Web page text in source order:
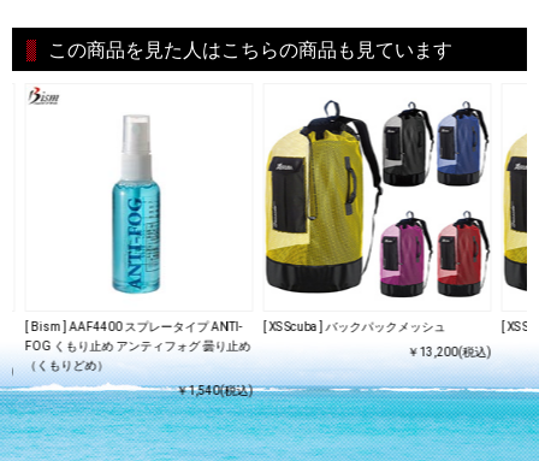
この商品を見た人はこちらの商品も見ています
)
[ Bism ] AAF4400 スプレータイプ ANTI-
FOG くもり止め アンティフォグ 曇り止め
（くもりどめ）
￥1,540(税込)
[ XS Scuba ] バックパックメッシュ
￥13,200(税込)
[ XS